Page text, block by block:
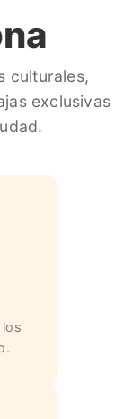
culturales,
exclusivas
los